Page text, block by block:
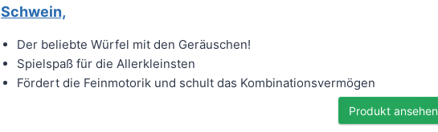
Schwein,
Der beliebte Würfel mit den Geräuschen!
Spielspaß für die Allerkleinsten
Fördert die Feinmotorik und schult das Kombinationsvermögen
Produkt ansehen